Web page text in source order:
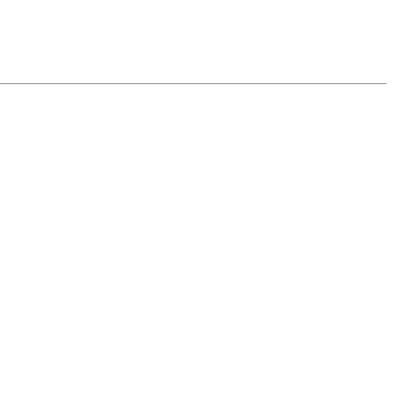
Vipps, Klarna och Google Pay.
debiteras kortet/fakturan.